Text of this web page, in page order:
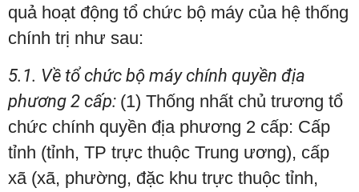
quả hoạt động tổ chức bộ máy của hệ thống
chính trị như sau:
5.1. Về tổ chức bộ máy chính quyền địa
phương 2 cấp: (1) Thống nhất chủ trương tổ
chức chính quyền địa phương 2 cấp: Cấp
tỉnh (tỉnh, TP trực thuộc Trung ương), cấp
xã (xã, phường, đặc khu trực thuộc tỉnh,